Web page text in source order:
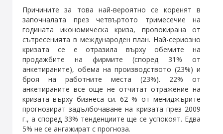
Причините за това най-вероятно се коренят в
започналата през четвъртото тримесечие на
годината икономическа криза, провокирана от
сътресенията в международен план. Най-сериозно
кризата се е отразила върху обемите на
продажбите на фирмите (според 31% от
анкетираните), обема на производството (23%) и
броя на работните места (23%). 22% от
анкетираните все още не отчитат отражение на
кризата върху бизнеса си. 62 % от мениджърите
прогнозират задълбочаване на кризата през 2009
г., а според 33% тенденциите ще се успокоят. Едва
5% не се ангажират с прогноза.